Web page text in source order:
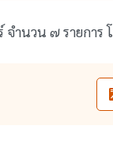
ำนวน ๗ รายการ